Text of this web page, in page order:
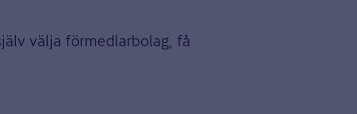
välja förmedlarbolag, få